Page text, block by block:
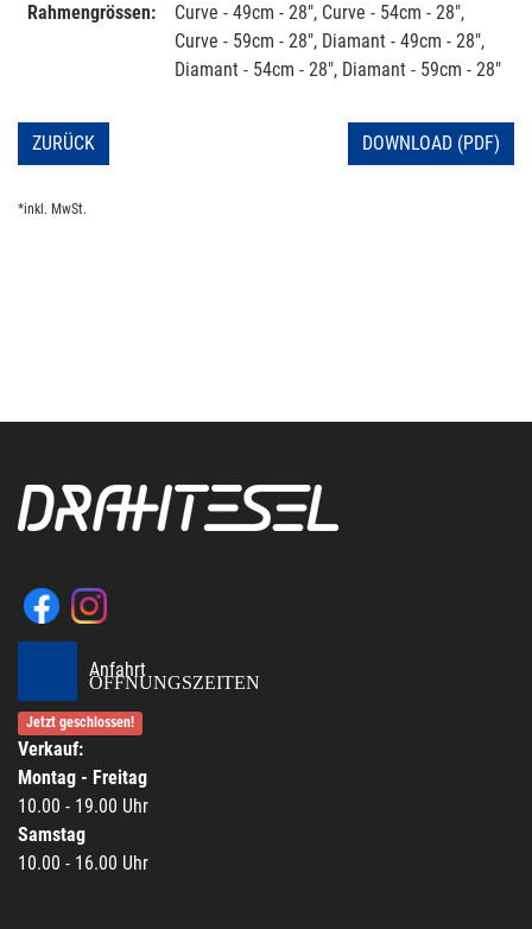
Rahmengrössen:
Curve - 49cm - 28", Curve - 54cm - 28",
Curve - 59cm - 28", Diamant - 49cm - 28",
Diamant - 54cm - 28", Diamant - 59cm - 28"
ZURÜCK DOWNLOAD (PDF)
*inkl. MwSt.
Anfahrt
ÖFFNUNGSZEITEN
Jetzt geschlossen!
Verkauf:
Montag - Freitag
10.00 - 19.00 Uhr
Samstag
10.00 - 16.00 Uhr